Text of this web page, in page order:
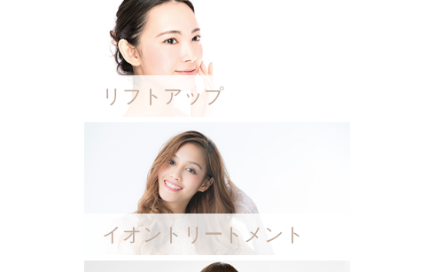
リフトアップ
イオントリートメント